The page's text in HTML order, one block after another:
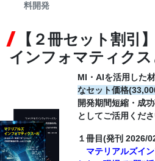
SITE MAP
料開発
【２冊セット割引
インフォマティク
MI・AIを活用した
なセット価格
開発期間短縮・成
としてご活用くださ
１冊目(発刊 2026/
マテリアルズイ